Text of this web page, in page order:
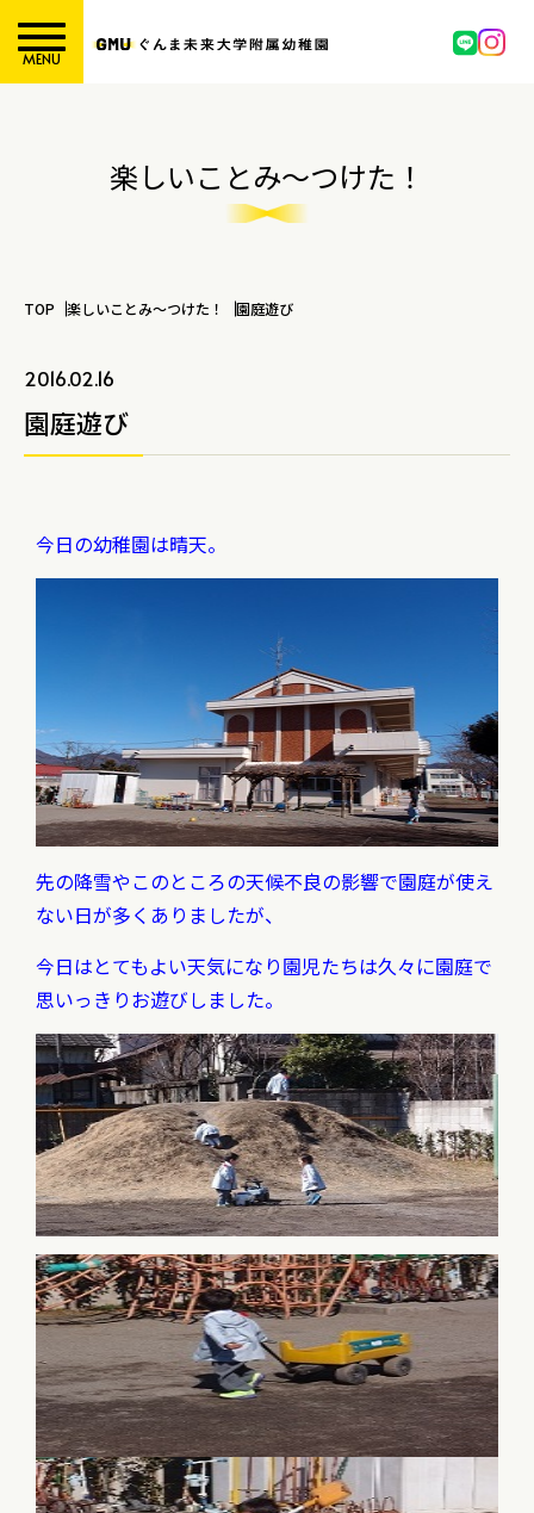
MENU
楽しいことみ～つけた！
TOP 楽しいことみ～つけた！ 園庭遊び
2016.02.16
園庭遊び
今日の幼稚園は晴天。
先の降雪やこのところの天候不良の影響で園庭が使え
ない日が多くありましたが、
今日はとてもよい天気になり園児たちは久々に園庭で
思いっきりお遊びしました。